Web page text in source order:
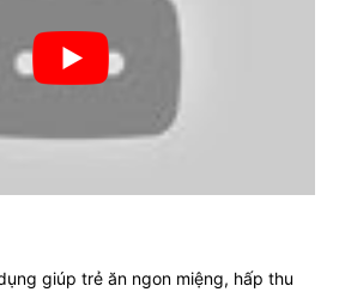
giúp trẻ ăn ngon miệng, hấp thu